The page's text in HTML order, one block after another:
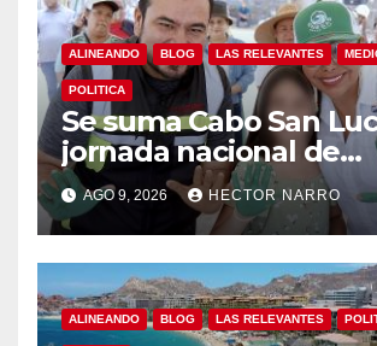
ALINEANDO BLOG LAS RELEVANTES
POLITICA
Se suma Cabo San
jornada nacional de
reforestación
AGO 9, 2026 HECTOR NARRO
ALINEANDO BLOG LAS RELEVANTES